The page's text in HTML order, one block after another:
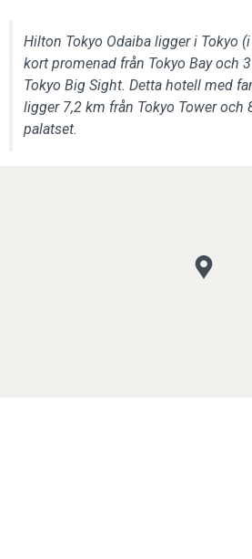
Hilton Tokyo Odaiba ligger i Tokyo
kort promenad från Tokyo Bay och
Tokyo Big Sight. Detta hotell med
ligger 7,2 km från Tokyo Tower och
palatset.